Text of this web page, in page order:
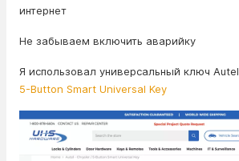
интернет
Не забываем включить аварийку
Я использовал универсальный ключ Autel
5-Button Smart Universal Key